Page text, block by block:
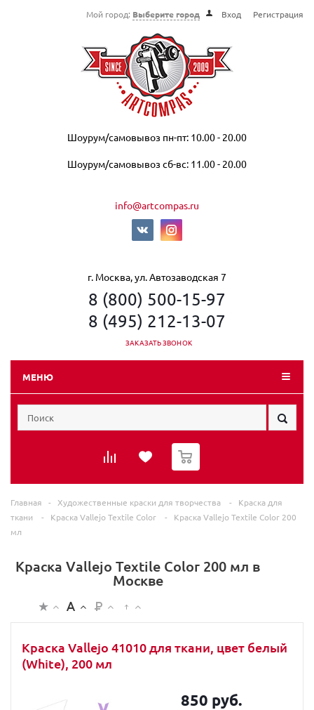
Мой город: Выберите город Вход Регистрация
Шоурум/самовывоз пн-пт: 10.00 - 20.00
Шоурум/самовывоз сб-вс: 11.00 - 20.00
info@artcompas.ru
г. Москва, ул. Автозаводская 7
8 (800) 500-15-97
8 (495) 212-13-07
ЗАКАЗАТЬ ЗВОНОК
МЕНЮ
0
Главная - Художественные краски для творчества -
Краска для
ткани
- Краска Vallejo Textile Color -
Краска Vallejo Textile Color 200
мл
Краска Vallejo Textile Color 200 мл в
Москве
Краска Vallejo 41010 для ткани, цвет белый
(White), 200 мл
850 руб.